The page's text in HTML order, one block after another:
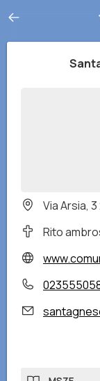
Via Arsia,
Rito